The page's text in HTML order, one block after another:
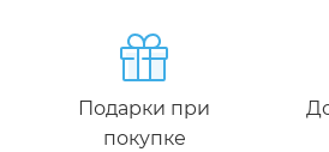
Подарки при
покупке